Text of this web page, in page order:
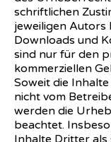
schriftlichen
jeweiligen Autors
Downloads und
sind nur für den
kommerziellen
Soweit die
nicht vom
werden die
beachtet.
Inhalte Dritter als